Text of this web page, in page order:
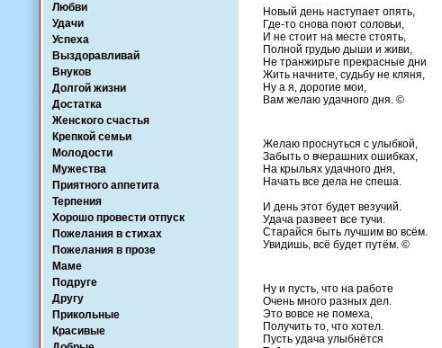
Любви
Удачи
Успеха
Выздоравливай
Внуков
Долгой жизни
Достатка
Женского счастья
Крепкой семьи
Молодости
Мужества
Приятного аппетита
Терпения
Хорошо провести отпуск
Пожелания в стихах
Пожелания в прозе
Маме
Подруге
Другу
Прикольные
Красивые
Новый день наступает опять,
Где-то снова поют соловьи,
И не стоит на месте стоять,
Полной грудью дыши и живи,
Не транжирьте прекрасные дни
Жить начните, судьбу не кляня,
Ну а я, дорогие мои,
Вам желаю удачного дня. ©
Желаю проснуться с улыбкой,
Забыть о вчерашних ошибках,
На крыльях удачного дня,
Начать все дела не спеша.
И день этот будет везучий.
Удача развеет все тучи.
Старайся быть лучшим во всём.
Увидишь, всё будет путём. ©
Ну и пусть, что на работе
Очень много разных дел.
Это вовсе не помеха,
Получить то, что хотел.
Пусть удача улыбнётся